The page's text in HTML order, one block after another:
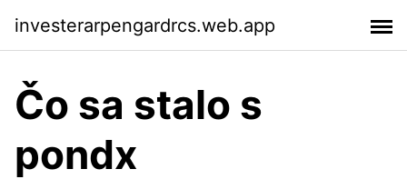
investerarpengardrcs.web.app
Čo sa stalo s
pondx